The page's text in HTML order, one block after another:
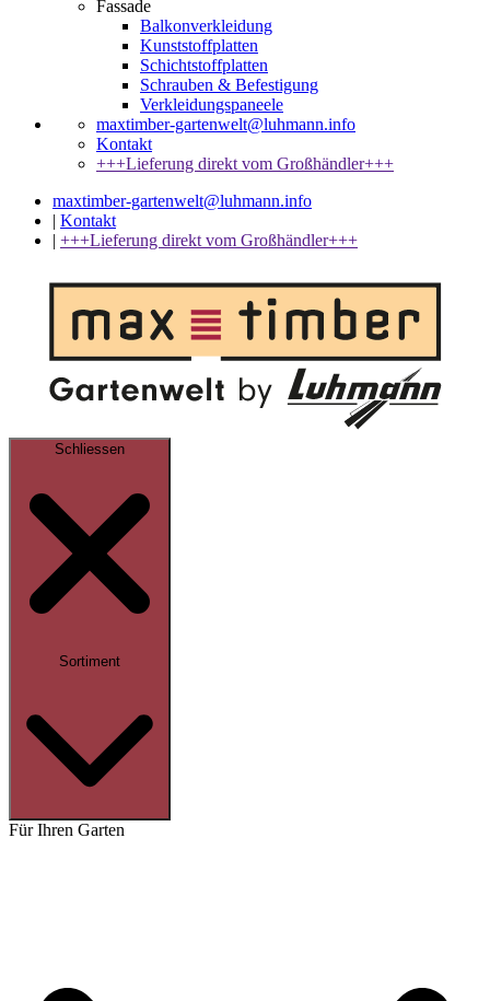
Fassade
Balkonverkleidung
Kunststoffplatten
Schichtstoffplatten
Schrauben & Befestigung
Verkleidungspaneele
maxtimber-gartenwelt@luhmann.info
Kontakt
+++Lieferung direkt vom Großhändler+++
maxtimber-gartenwelt@luhmann.info
| Kontakt
| +++Lieferung direkt vom Großhändler+++
Schliessen
Sortiment
Für Ihren Garten